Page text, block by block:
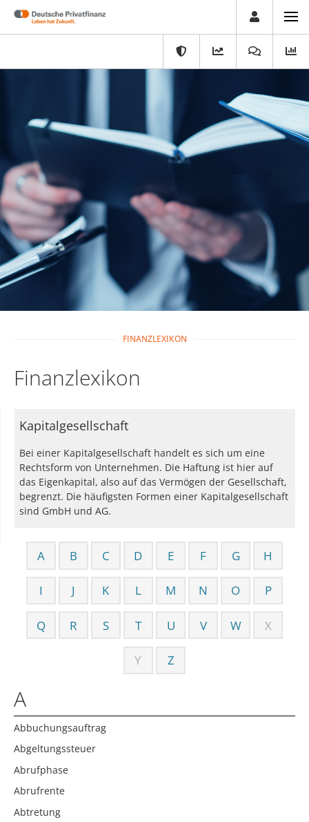
FINANZLEXIKON
Finanzlexikon
A B C D E F G H
I J K L M N O P
Q R S T U V W X
Y Z
A
Abbuchungsauftrag
Abgeltungssteuer
Abrufphase
Abrufrente
Abtretung
Kapitalgesellschaft
Bei einer Kapitalgesellschaft handelt es sich um eine
Rechtsform von Unternehmen. Die Haftung ist hier auf
das Eigenkapital, also auf das Vermögen der Gesellschaft,
begrenzt. Die häufigsten Formen einer Kapitalgesellschaft
sind GmbH und AG.